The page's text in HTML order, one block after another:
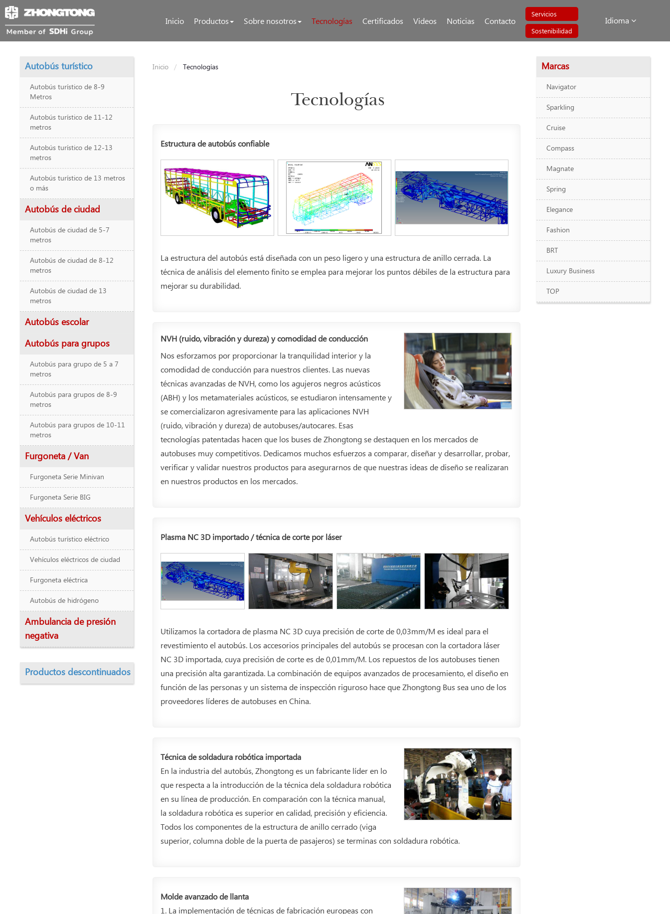
Idioma
Inicio Productos Sobre nosotros Tecnologías Certificados Videos Noticias Contacto
Servicios
Sostenibilidad
Autobús turístico
Autobús turístico de 8-9
Metros
Autobús turístico de 11-12
metros
Autobús turístico de 12-13
metros
Autobús turístico de 13 metros
o más
Autobús de ciudad
Autobús de ciudad de 5-7
metros
Autobús de ciudad de 8-12
metros
Autobús de ciudad de 13
metros
Autobús escolar
Autobús para grupos
Autobús para grupo de 5 a 7
metros
Autobús para grupos de 8-9
metros
Autobús para grupos de 10-11
metros
Furgoneta / Van
Furgoneta Serie Minivan
Furgoneta Serie BIG
Vehículos eléctricos
Autobús turístico eléctrico
Vehículos eléctricos de ciudad
Furgoneta eléctrica
Autobús de hidrógeno
Ambulancia de presión
negativa
Productos descontinuados
Inicio Tecnologías
Tecnologías
Estructura de autobús confiable
La estructura del autobús está diseñada con un peso ligero y una estructura de anillo cerrada. La
técnica de análisis del elemento finito se emplea para mejorar los puntos débiles de la estructura para
mejorar su durabilidad.
NVH (ruido, vibración y dureza) y comodidad de conducción
Nos esforzamos por proporcionar la tranquilidad interior y la
comodidad de conducción para nuestros clientes. Las nuevas
técnicas avanzadas de NVH, como los agujeros negros acústicos
(ABH) y los metamateriales acústicos, se estudiaron intensamente y
se comercializaron agresivamente para las aplicaciones NVH
(ruido, vibración y dureza) de autobuses/autocares. Esas
tecnologías patentadas hacen que los buses de Zhongtong se destaquen en los mercados de
autobuses muy competitivos. Dedicamos muchos esfuerzos a comparar, diseñar y desarrollar, probar,
verificar y validar nuestros productos para asegurarnos de que nuestras ideas de diseño se realizaran
en nuestros productos en los mercados.
Plasma NC 3D importado / técnica de corte por láser
Utilizamos la cortadora de plasma NC 3D cuya precisión de corte de 0,03mm/M es ideal para el
revestimiento el autobús. Los accesorios principales del autobús se procesan con la cortadora láser
NC 3D importada, cuya precisión de corte es de 0,01mm/M. Los repuestos de los autobuses tienen
una precisión alta garantizada. La combinación de equipos avanzados de procesamiento, el diseño en
función de las personas y un sistema de inspección riguroso hace que Zhongtong Bus sea uno de los
proveedores líderes de autobuses en China.
Técnica de soldadura robótica importada
En la industria del autobús, Zhongtong es un fabricante líder en lo
que respecta a la introducción de la técnica dela soldadura robótica
en su línea de producción. En comparación con la técnica manual,
la soldadura robótica es superior en calidad, precisión y eficiencia.
Todos los componentes de la estructura de anillo cerrado (viga
superior, columna doble de la puerta de pasajeros) se terminas con soldadura robótica.
Molde avanzado de llanta
1. La implementación de técnicas de fabricación europeas con
Marcas
Navigator
Sparkling
Cruise
Compass
Magnate
Spring
Elegance
Fashion
BRT
Luxury Business
TOP